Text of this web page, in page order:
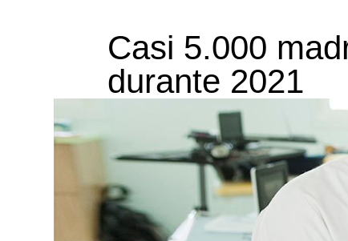
Casi 5.000
durante 2021